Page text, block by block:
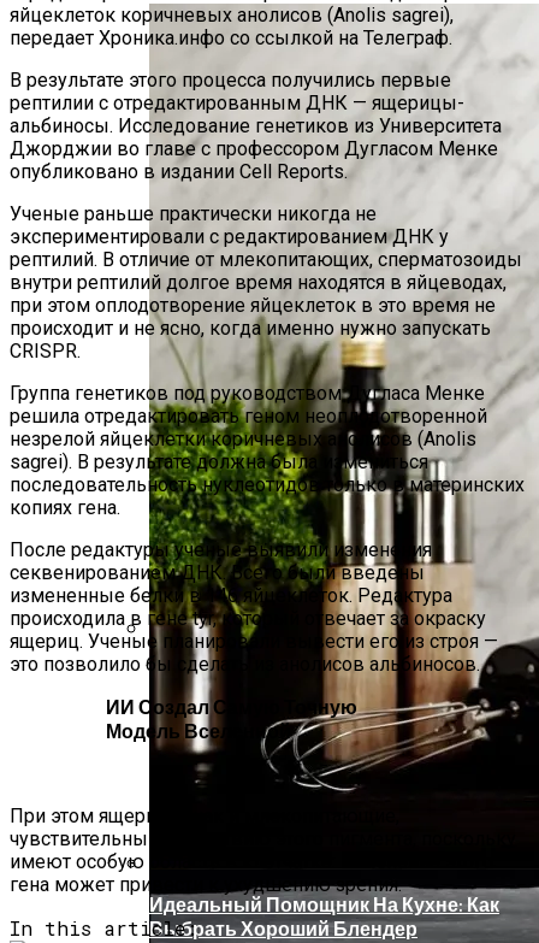
В Нидерландах Придумали Способ
Очистить Реки От Пластика
Идеальный Помощник На Кухне: Как
Выбрать Хороший Блендер
яйцеклеток коричневых анолисов (Anolis sagrei),
передает Хроника.инфо со ссылкой на Телеграф.
В результате этого процесса получились первые
рептилии с отредактированным ДНК — ящерицы-
альбиносы. Исследование генетиков из Университета
Джорджии во главе с профессором Дугласом Менке
опубликовано в издании Cell Reports.
Ученые раньше практически никогда не
экспериментировали с редактированием ДНК у
рептилий. В отличие от млекопитающих, сперматозоиды
внутри рептилий долгое время находятся в яйцеводах,
при этом оплодотворение яйцеклеток в это время не
происходит и не ясно, когда именно нужно запускать
CRISPR.
Группа генетиков под руководством Дугласа Менке
решила отредактировать геном неоплодотворенной
незрелой яйцеклетки коричневых анолисов (Anolis
sagrei). В результате должна была измениться
последовательность нуклеотидов только в материнских
копиях гена.
После редактуры ученые выявили изменения
секвенированием ДНК. Всего были введены
измененные белки в 146 яйцеклеток. Редактура
происходила в гене tyr, который отвечает за окраску
ящериц. Ученые планировали вывести его из строя —
это позволило бы сделать из анолисов альбиносов.
ИИ Создал Самую Точную
Модель Вселенной
При этом ящерицы, как и млекопитающие,
чувствительны к отсутствию этого пигмента, поскольку
имеют особую область в клетчатке: изменение этого
гена может привести к ухудшению зрения.
In this article: